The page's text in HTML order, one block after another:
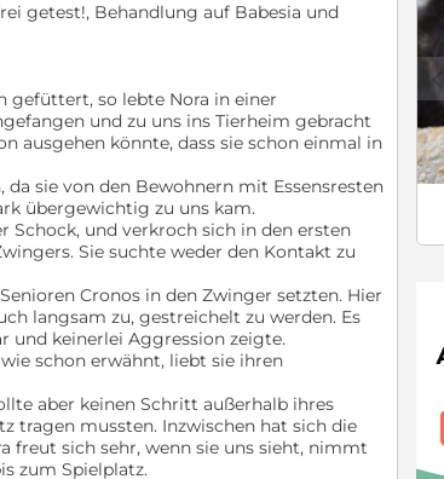
c
getest!, Behandlung auf Babesia und
gefüttert, so lebte Nora in einer
und zu uns ins Tierheim gebracht
ausgehen könnte, dass sie schon einmal in
sie von den Bewohnern mit Essensresten
übergewichtig zu uns kam.
Schock, und verkroch sich in den ersten
Sie suchte weder den Kontakt zu
Cronos in den Zwinger setzten. Hier
langsam zu, gestreichelt zu werden. Es
und keinerlei Aggression zeigte.
schon erwähnt, liebt sie ihren
aber keinen Schritt außerhalb ihres
tragen mussten. Inzwischen hat sich die
freut sich sehr, wenn sie uns sieht, nimmt
zum Spielplatz.